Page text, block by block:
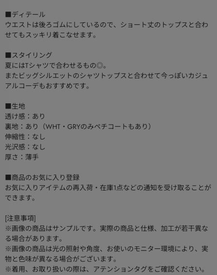
■ディテール
ウエストは後ろゴムにしているので、ショート丈のトップスと合わ
せてもスッキリ着こなせます。
■スタイリング
夏にはTシャツで合わせるもの◎。
またビッグシルエットのシャツトップスと合わせて今っぽいカジュ
アルコーデもおすすめです。
■生地
透け感：あり
裏地：あり（WHT・GRYのみペチコートもあり）
伸縮性：なし
光沢感：なし
厚さ：薄手
■商品のお気に入り登録
お気に入りアイテムの再入荷・在庫1点などの通知を受け取ることが
できます。
[注意事項]
※画像の商品はサンプルです。実際の商品と仕様、加工が若干異な
る場合があります。
※画像の商品は光の照射や角度、お使いのモニター環境により、実
物と色味が異なる場合がございます。
※着用、お取り扱いの際は、アテンションタグをご確認ください。